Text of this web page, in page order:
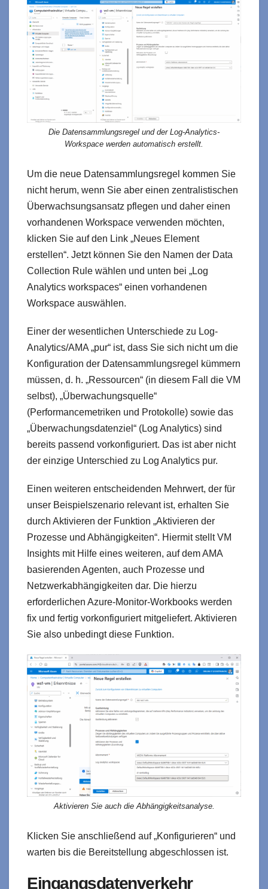
Die Datensammlungsregel und der Log-Analytics-
Workspace werden automatisch erstellt.
Um die neue Datensammlungsregel kommen Sie
nicht herum, wenn Sie aber einen zentralistischen
Überwachsungsansatz pflegen und daher einen
vorhandenen Workspace verwenden möchten,
klicken Sie auf den Link „Neues Element
erstellen“. Jetzt können Sie den Namen der Data
Collection Rule wählen und unten bei „Log
Analytics workspaces“ einen vorhandenen
Workspace auswählen.
Einer der wesentlichen Unterschiede zu Log-
Analytics/AMA „pur“ ist, dass Sie sich nicht um die
Konfiguration der Datensammlungsregel kümmern
müssen, d. h. „Ressourcen“ (in diesem Fall die VM
selbst), „Überwachungsquelle“
(Performancemetriken und Protokolle) sowie das
„Überwachungsdatenziel“ (Log Analytics) sind
bereits passend vorkonfiguriert. Das ist aber nicht
der einzige Unterschied zu Log Analytics pur.
Einen weiteren entscheidenden Mehrwert, der für
unser Beispielszenario relevant ist, erhalten Sie
durch Aktivieren der Funktion „Aktivieren der
Prozesse und Abhängigkeiten“. Hiermit stellt VM
Insights mit Hilfe eines weiteren, auf dem AMA
basierenden Agenten, auch Prozesse und
Netzwerkabhängigkeiten dar. Die hierzu
erforderlichen Azure-Monitor-Workbooks werden
fix und fertig vorkonfiguriert mitgeliefert. Aktivieren
Sie also unbedingt diese Funktion.
Aktivieren Sie auch die Abhängigkeitsanalyse.
Klicken Sie anschließend auf „Konfigurieren“ und
warten bis die Bereitstellung abgeschlossen ist.
Eingangsdatenverkehr